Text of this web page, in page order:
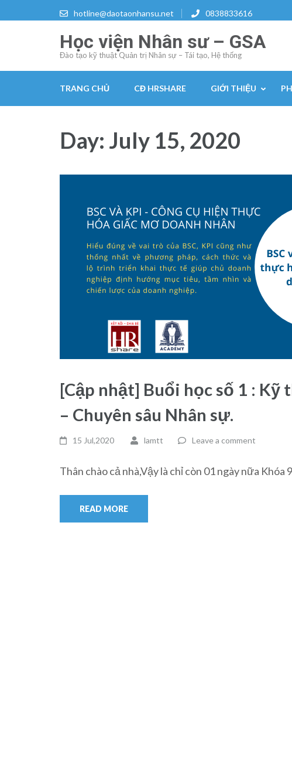
to
Enter)
hotline@daotaonhansu.net 0838833616
Học viện Nhân sư – GSA
Đào tạo kỹ thuật Quản trị Nhân sự – Tái tạo, Hệ thống
TRANG CHỦ CĐ HRSHARE GIỚI THIỆU
Day: July 15, 2020
[Cập nhật] Buổi học số 1 : Kỹ
– Chuyên sâu Nhân sự.
15 Jul,2020 lamtt Leave a comment
Thân chào cả nhà,Vậy là chỉ còn 01 ngày nữa Khóa
READ MORE